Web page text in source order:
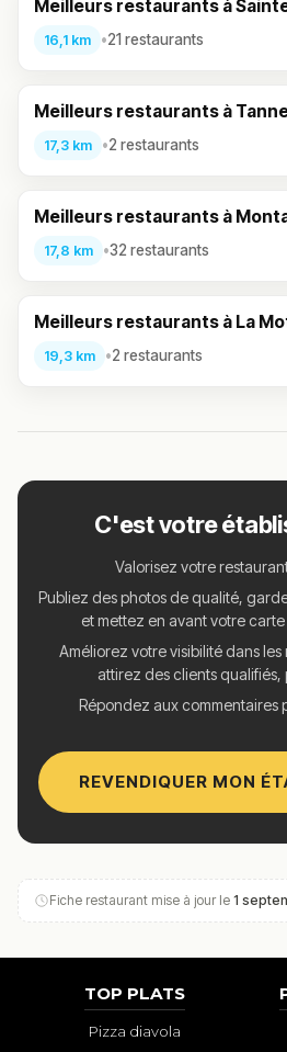
Meilleurs restaurants à
16,1 km •21 restaurants
Meilleurs restaurants à
17,3 km •2 restaurants
Meilleurs restaurants à
17,8 km •32 restaurants
Meilleurs restaurants à La
19,3 km •2 restaurants
C'est votre
Valorisez votre
Publiez des photos de qualité,
et mettez en avant votre
Améliorez votre visibilité dans
attirez des clients qualifiés,
Répondez aux commentaires
REVENDIQUER MON
Fiche restaurant mise à jour le 1
TOP PLATS
Pizza diavola